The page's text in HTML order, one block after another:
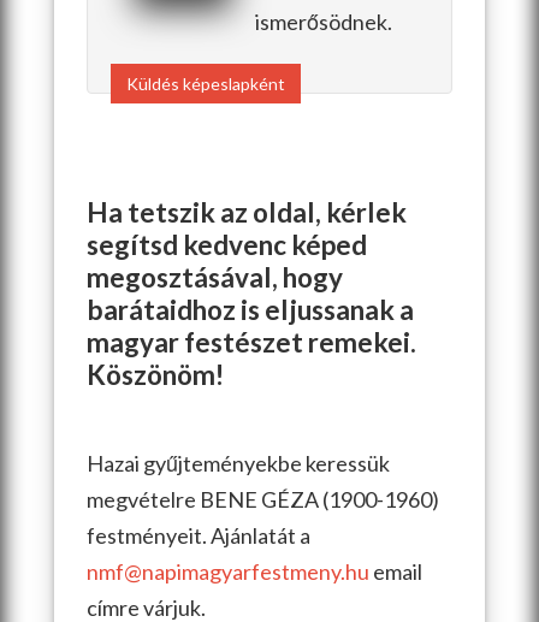
ismerősödnek.
Küldés képeslapként
Ha tetszik az oldal, kérlek
segítsd kedvenc képed
megosztásával, hogy
barátaidhoz is eljussanak a
magyar festészet remekei.
Köszönöm!
Hazai gyűjteményekbe keressük
megvételre BENE GÉZA (1900-1960)
festményeit. Ajánlatát a
nmf@napimagyarfestmeny.hu email
címre várjuk.